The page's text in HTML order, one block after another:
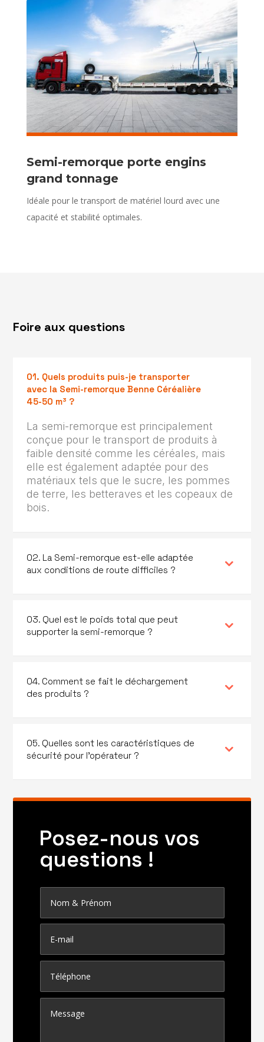
Semi-remorque porte engins
grand tonnage
Idéale pour le transport de matériel lourd avec une
capacité et stabilité optimales.
Foire aux questions
01. Quels produits puis-je transporter
avec la Semi-remorque Benne Céréalière
45-50 m³ ?
La semi-remorque est principalement
conçue pour le transport de produits à
faible densité comme les céréales, mais
elle est également adaptée pour des
matériaux tels que le sucre, les pommes
de terre, les betteraves et les copeaux de
bois.
02. La Semi-remorque est-elle adaptée
aux conditions de route difficiles ?
03. Quel est le poids total que peut
supporter la semi-remorque ?
04. Comment se fait le déchargement
des produits ?
05. Quelles sont les caractéristiques de
sécurité pour l’opérateur ?
Posez-nous vos
questions !